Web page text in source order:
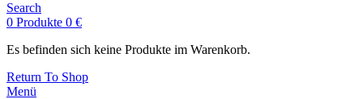
Search
0 Produkte 0 €
Es befinden sich keine Produkte im Warenkorb.
Return To Shop
Menü